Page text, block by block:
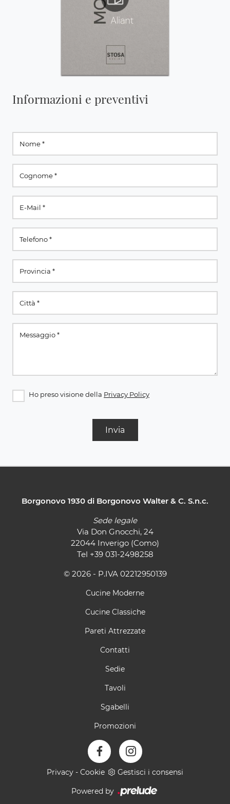
Informazioni e preventivi
Ho preso visione della Privacy Policy
Invia
Borgonovo 1930 di Borgonovo Walter & C. S.n.c.
Sede legale
Via Don Gnocchi, 24
22044 Inverigo (Como)
Tel +39 031-2498258
© 2026 - P.IVA 02212950139
Cucine Moderne
Cucine Classiche
Pareti Attrezzate
Contatti
Sedie
Tavoli
Sgabelli
Promozioni
Privacy - Cookie Gestisci i consensi
Powered by